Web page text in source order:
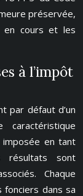
préservée,
en cours et les
à l’impôt
par défaut d’un
imposée en tant
résultats sont
Chaque
dans sa